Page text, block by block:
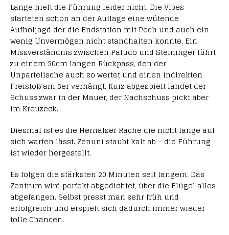
Lange hielt die Führung leider nicht. Die Vibes
starteten schon an der Auflage eine wütende
Aufholjagd der die Endstation mit Pech und auch ein
wenig Unvermögen nicht standhalten konnte. Ein
Missverständnis zwischen Paludo und Steininger führt
zu einem 30cm langen Rückpass, den der
Unparteiische auch so wertet und einen indirekten
Freistoß am 5er verhängt. Kurz abgespielt landet der
Schuss zwar in der Mauer, der Nachschuss pickt aber
im Kreuzeck.
Diesmal ist es die Hernalser Rache die nicht lange auf
sich warten lässt. Zenuni staubt kalt ab – die Führung
ist wieder hergestellt.
Es folgen die stärksten 20 Minuten seit langem. Das
Zentrum wird perfekt abgedichtet, über die Flügel alles
abgefangen. Selbst presst man sehr früh und
erfolgreich und erspielt sich dadurch immer wieder
tolle Chancen.